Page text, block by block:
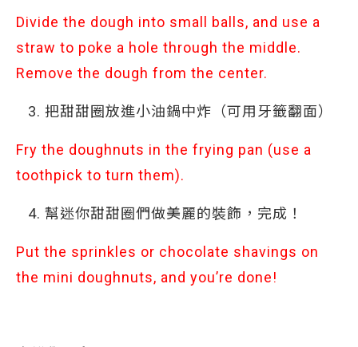
Divide the dough into small balls, and use a
straw to poke a hole through the middle.
Remove the dough from the center.
把甜甜圈放進小油鍋中炸（可用牙籤翻面）
Fry the doughnuts in the frying pan (use a
toothpick to turn them).
幫迷你甜甜圈們做美麗的裝飾，完成！
Put the sprinkles or chocolate shavings on
the mini doughnuts, and you’re done!